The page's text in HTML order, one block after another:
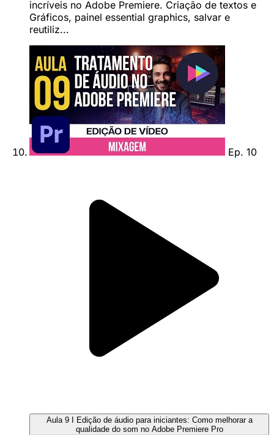
incríveis no Adobe Premiere. Criação de textos e
Gráficos, painel essential graphics, salvar e
reutiliz...
Ep. 10
Aula 9 I Edição de áudio para iniciantes: Como melhorar a
qualidade do som no Adobe Premiere Pro